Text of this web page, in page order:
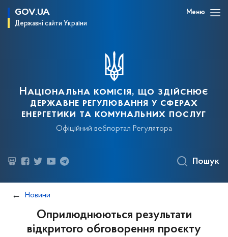
GOV.UA
Державні сайти України
Меню
Національна комісія, що здійснює
державне регулювання у сферах
енергетики та комунальних послуг
Офіційний вебпортал Регулятора
Пошук
Новини
Оприлюднюються результати
відкритого обговорення проєкту